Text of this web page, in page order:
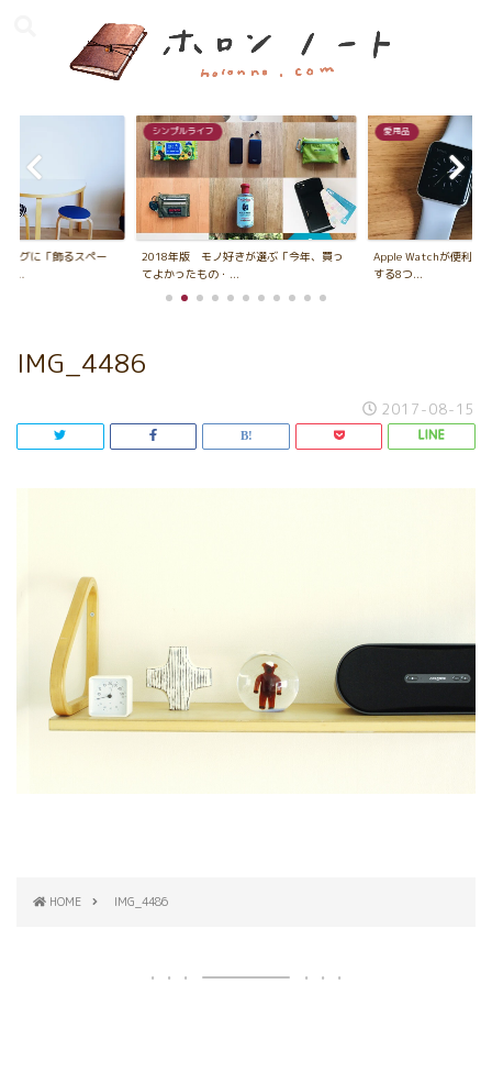
ングに「飾るスペー
シンプルライフ
2018年版 モノ好きが選ぶ「今年、買っ
てよかったもの・...
愛用品
Apple Watchが便利す
する8つ...
IMG_4486
2017-08-15
HOME IMG_4486